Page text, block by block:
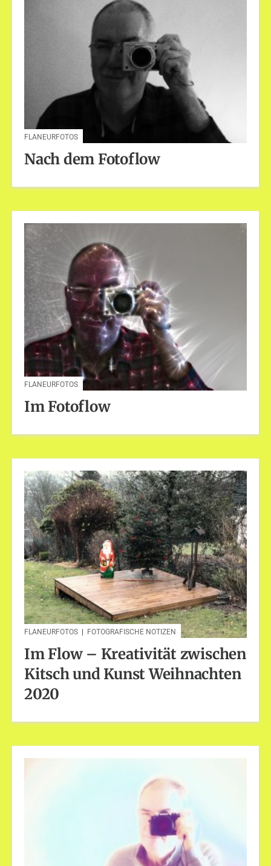
FLANEURFOTOS
Nach dem Fotoflow
FLANEURFOTOS
Im Fotoflow
FLANEURFOTOS FOTOGRAFISCHE NOTIZEN
Im Flow – Kreativität zwischen
Kitsch und Kunst Weihnachten
2020